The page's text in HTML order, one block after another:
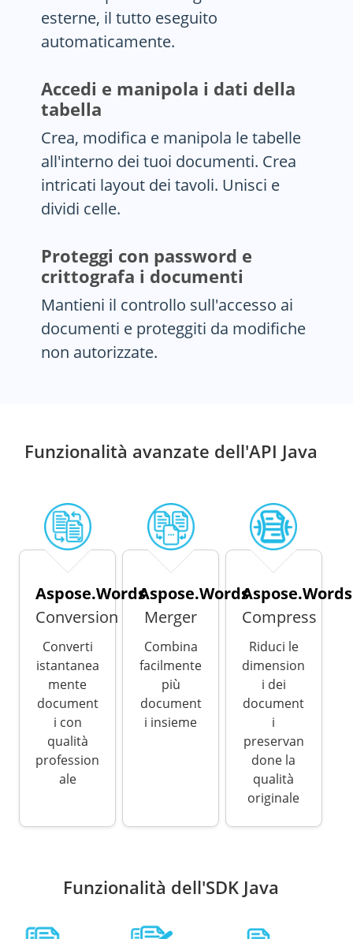
esterne, il tutto eseguito
automaticamente.
Accedi e manipola i dati della
tabella
Crea, modifica e manipola le tabelle
all'interno dei tuoi documenti. Crea
intricati layout dei tavoli. Unisci e
dividi celle.
Proteggi con password e
crittografa i documenti
Mantieni il controllo sull'accesso ai
documenti e proteggiti da modifiche
non autorizzate.
Funzionalità avanzate dell'API Java
Aspose.Words
Conversion
Converti
istantanea
mente
document
i con
qualità
profession
ale
Aspose.Words
Merger
Combina
facilmente
più
document
i insieme
Aspose.Words
Compress
Riduci le
dimension
i dei
document
i
preservan
done la
qualità
originale
Funzionalità dell'SDK Java